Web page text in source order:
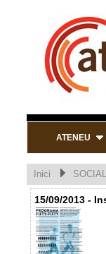
ATENEU
Inici SOCIAL
15/09/2013 -